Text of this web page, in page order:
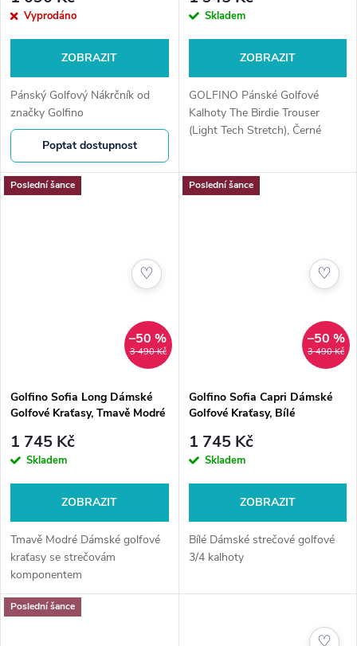
Vyprodáno
ZOBRAZIT
Pánský Golfový Nákrčník od
značky Golfino
Poptat dostupnost
Skladem
ZOBRAZIT
GOLFINO Pánské Golfové
Kalhoty The Birdie Trouser
(Light Tech Stretch), Černé
Poslední šance
3 490 Kč
–50 %
Golfino Sofia Long Dámské
Golfové Kraťasy, Tmavě Modré
1 745 Kč
Skladem
ZOBRAZIT
Tmavě Modré Dámské golfové
kraťasy se strečovám
komponentem
♡
Poslední šance
3 490 Kč
–50 %
Golfino Sofia Capri Dámské
Golfové Kraťasy, Bílé
1 745 Kč
Skladem
ZOBRAZIT
Bílé Dámské strečové golfové
3/4 kalhoty
♡
Poslední šance
♡